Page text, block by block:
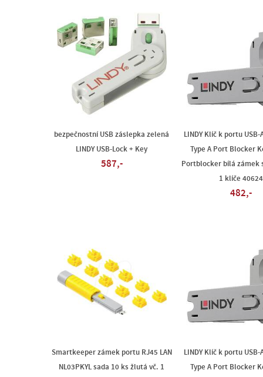
bezpečnostní USB záslepka zelená
LINDY USB-Lock + Key
587,-
LINDY Klíč k portu USB-
Type A Port Blocker
Portblocker bílá zámek
1 klíče 40624
482,-
Smartkeeper zámek portu RJ45 LAN
NL03PKYL sada 10 ks žlutá vč. 1
LINDY Klíč k portu USB-
Type A Port Blocker